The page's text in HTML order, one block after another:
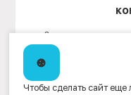
Заполните указанные
бесплатному номеру
наших специалистов
все вопросы,
нашими услугами.
Чтобы сделать сайт